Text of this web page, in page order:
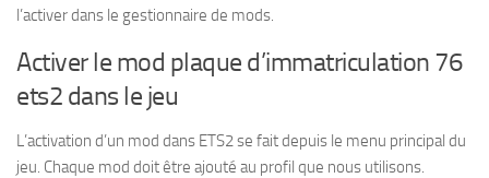
l’activer dans le gestionnaire de mods.
Activer le mod plaque d’immatriculation 76
ets2 dans le jeu
L’activation d’un mod dans ETS2 se fait depuis le menu principal du
jeu. Chaque mod doit être ajouté au profil que nous utilisons.